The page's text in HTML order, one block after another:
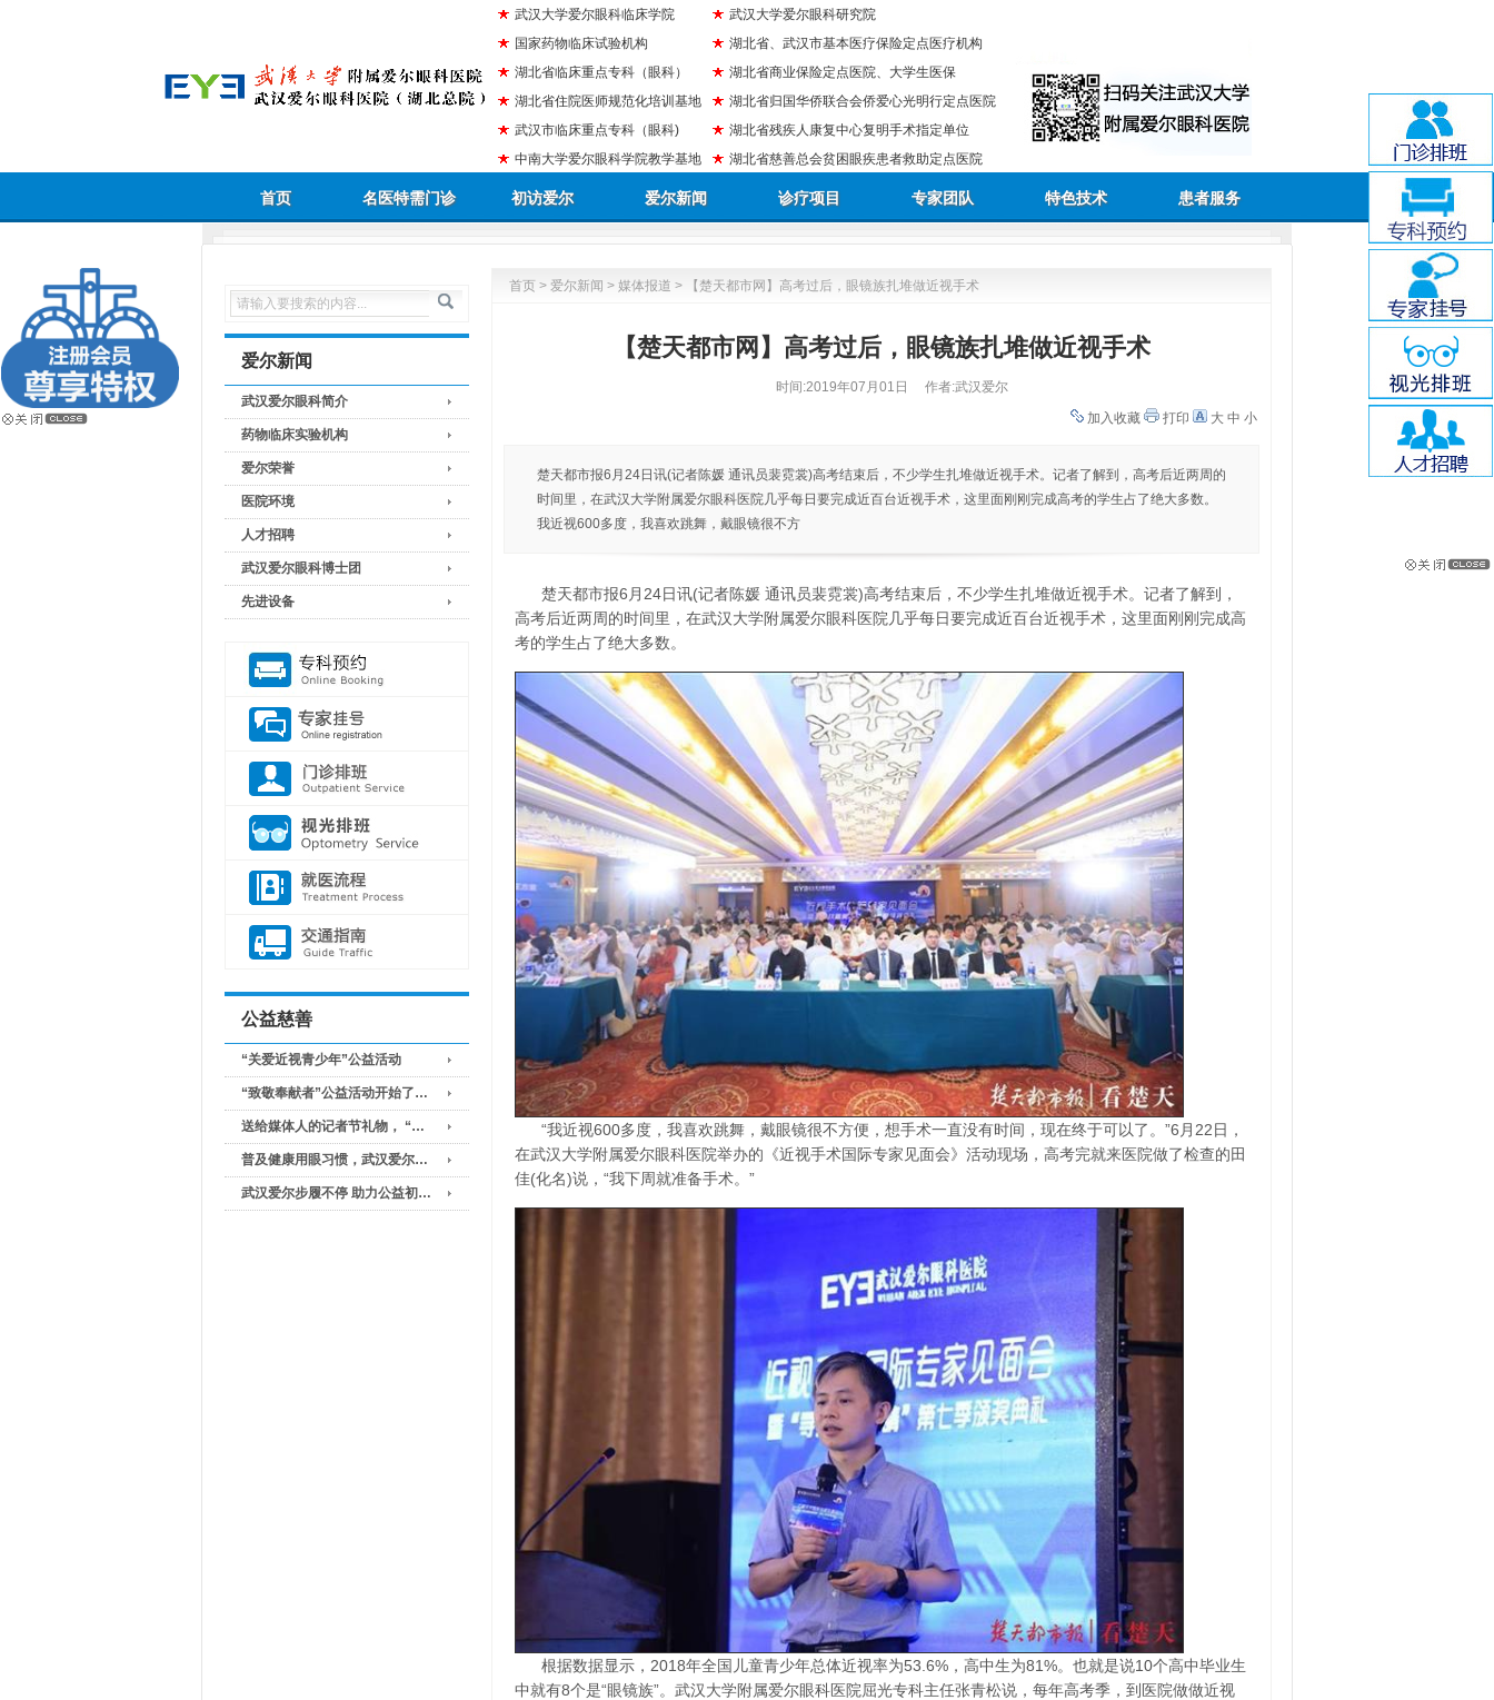
武汉大学爱尔眼科临床学院
国家药物临床试验机构
湖北省临床重点专科（眼科）
湖北省住院医师规范化培训基地
武汉市临床重点专科（眼科)
中南大学爱尔眼科学院教学基地
武汉大学爱尔眼科研究院
湖北省、武汉市基本医疗保险定点医疗机构
湖北省商业保险定点医院、大学生医保
湖北省归国华侨联合会侨爱心光明行定点医院
湖北省残疾人康复中心复明手术指定单位
湖北省慈善总会贫困眼疾患者救助定点医院
首页 名医特需门诊 初访爱尔 爱尔新闻 诊疗项目 专家团队 特色技术 患者服务
爱尔新闻
武汉爱尔眼科简介
药物临床实验机构
爱尔荣誉
医院环境
人才招聘
武汉爱尔眼科博士团
先进设备
公益慈善
“关爱近视青少年”公益活动
“致敬奉献者”公益活动开始了…
送给媒体人的记者节礼物， “…
普及健康用眼习惯，武汉爱尔…
武汉爱尔步履不停 助力公益初…
首页 > 爱尔新闻 > 媒体报道 > 【楚天都市网】高考过后，眼镜族扎堆做近视手术
【楚天都市网】高考过后，眼镜族扎堆做近视手术
时间:2019年07月01日
作者:武汉爱尔
加入收藏
打印 大 中 小
楚天都市报6月24日讯(记者陈媛 通讯员裴霓裳)高考结束后，不少学生扎堆做近视手术。记者了解到，高考后近两周的
时间里，在武汉大学附属爱尔眼科医院几乎每日要完成近百台近视手术，这里面刚刚完成高考的学生占了绝大多数。
我近视600多度，我喜欢跳舞，戴眼镜很不方
楚天都市报6月24日讯(记者陈媛 通讯员裴霓裳)高考结束后，不少学生扎堆做近视手术。记者了解到，
高考后近两周的时间里，在武汉大学附属爱尔眼科医院几乎每日要完成近百台近视手术，这里面刚刚完成高
考的学生占了绝大多数。
“我近视600多度，我喜欢跳舞，戴眼镜很不方便，想手术一直没有时间，现在终于可以了。”6月22日，
在武汉大学附属爱尔眼科医院举办的《近视手术国际专家见面会》活动现场，高考完就来医院做了检查的田
佳(化名)说，“我下周就准备手术。”
根据数据显示，2018年全国儿童青少年总体近视率为53.6%，高中生为81%。也就是说10个高中毕业生
中就有8个是“眼镜族”。武汉大学附属爱尔眼科医院屈光专科主任张青松说，每年高考季，到医院做做近视